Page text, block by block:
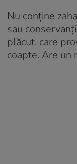
Nu conține
sau
plăcut, care
coapte. Are un